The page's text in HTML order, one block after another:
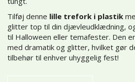
Tilføj denne lille trefork i plastik
glitter top til din djævleudklædning,
til Halloween eller temafester. Den
med dramatik og glitter, hvilket gør
tilbehør til enhver uhyggelig fest!